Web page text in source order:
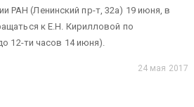
РАН (Ленинский пр-т, 32а) 19 июня, в
к Е.Н. Кирилловой по
12-ти часов 14 июня).
24 мая 2017